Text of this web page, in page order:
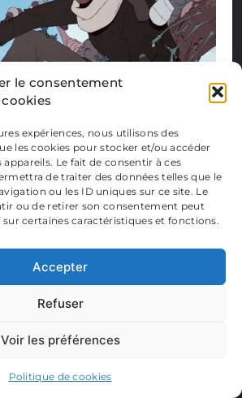
le consentement
expériences, nous utilisons des
les cookies pour stocker et/ou accéder
Le fait de consentir à ces
de traiter des données telles que le
ou les ID uniques sur ce site. Le
ou de retirer son consentement peut
certaines caractéristiques et fonctions.
Accepter
Refuser
Voir les préférences
Politique de cookies